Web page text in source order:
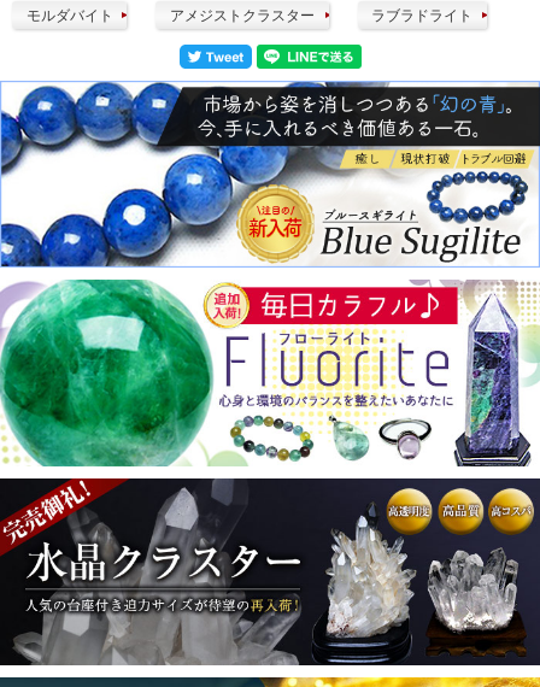
モルダバイト アメジストクラスター ラブラドライト